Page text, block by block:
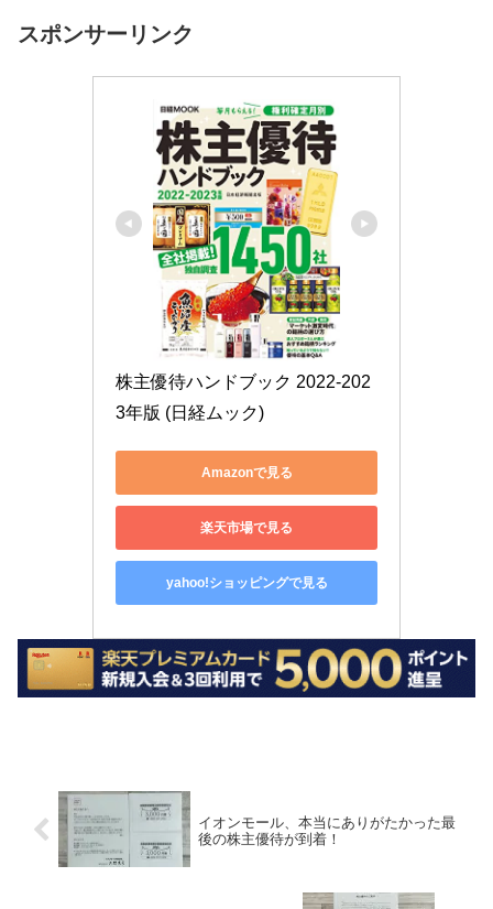
スポンサーリンク
株主優待ハンドブック 2022-202
3年版 (日経ムック)
Amazonで見る
楽天市場で見る
yahoo!ショッピングで見る
イオンモール、本当にありがたかった最
後の株主優待が到着！